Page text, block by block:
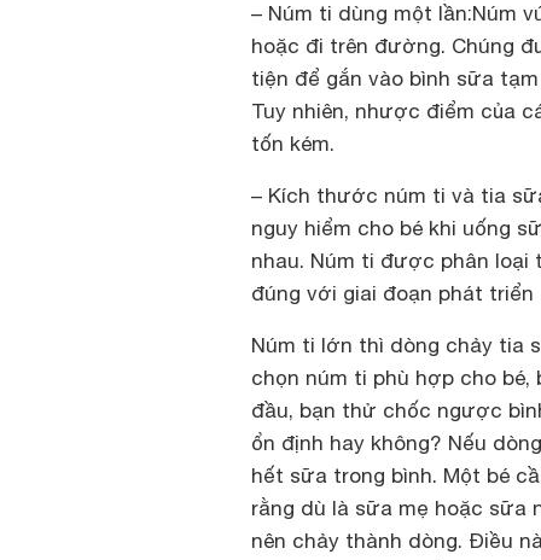
– Núm ti dùng một lần:Núm
hoặc đi trên đường. Chúng
tiện để gắn vào bình sữa
Tuy nhiên, nhược điểm của
tốn kém.
– Kích thước núm ti và tia
nguy hiểm cho bé khi uống
nhau. Núm ti được phân loại
đúng với giai đoạn phát triển
Núm ti lớn thì dòng chảy tia
chọn núm ti phù hợp cho
đầu, bạn thử chốc ngược
ổn định hay không? Nếu
hết sữa trong bình. Một bé
rằng dù là sữa mẹ hoặc sữa
nên chảy thành dòng. Điều